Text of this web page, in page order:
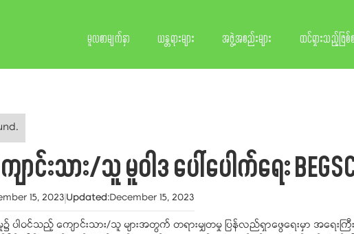
မူလစာမျက်နှာ ယန္တရားများ အဖွဲ့အစည်းများ ထင်ရှားသည့်ဖြစ်စ
ောင်းသား/သူ မူဝါဒ ပေါ်ပေါက်ရေး
15, 2023Updated:December 15, 2023
၌ ပါဝင်သည့် ကျောင်းသား/သူ များအတွက် တရားမျှတမှု ပြန်လည်ရှာဖွေရေးမှာ အရေး